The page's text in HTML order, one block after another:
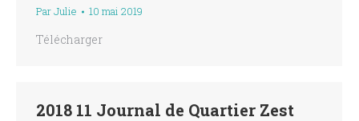
ParJulie 10 mai 2019
Télécharger
2018 11 Journal de Quartier Zest